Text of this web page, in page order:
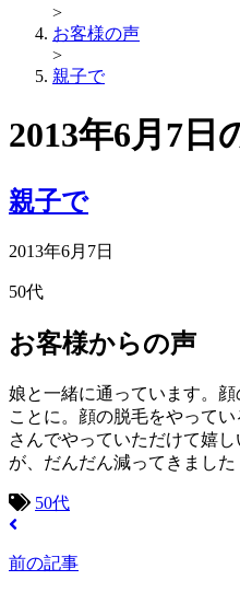
>
お客様の声
>
親子で
2013年6月7日
親子で
2013年6月7日
50代
お客様からの声
娘と一緒に通っています。
ことに。顔の脱毛をやって
さんでやっていただけて嬉
が、だんだん減ってきました
50代
前の記事